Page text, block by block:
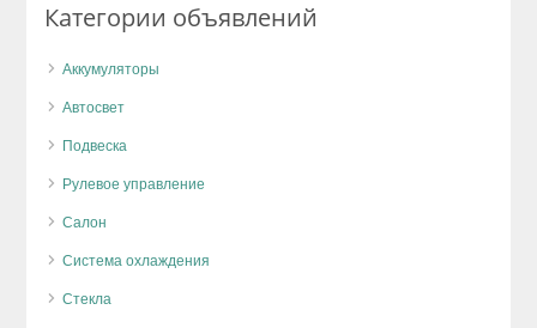
Категории объявлений
Аккумуляторы
Автосвет
Подвеска
Рулевое управление
Салон
Система охлаждения
Стекла